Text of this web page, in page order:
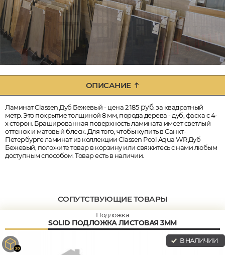
ОПИСАНИЕ
Ламинат Classen Дуб Бежевый - цена 2 185руб.за квадратный
метр. Это покрытие толщиной 8 мм, порода дерева - дуб, фаска с 4-
х сторон. Брашированная поверхность ламината имеет светлый
оттенок и матовый блеск. Для того, чтобы купить в Санкт-
Петербурге ламинат из коллекции Classen Pool Aqua WR Дуб
Бежевый, положите товар в корзину или свяжитесь с нами любым
доступным способом. Товар есть в наличии.
СОПУТСТВУЮЩИЕ ТОВАРЫ
Подложка
SOLID ПОДЛОЖКА ЛИСТОВАЯ 3ММ
В НАЛИЧИИ